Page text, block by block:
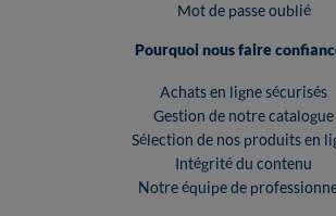
Mot de passe oublié
Pourquoi nous faire
Achats en ligne sécurisés
Gestion de notre catalogue
Sélection de nos produits en
Intégrité du contenu
Notre équipe de